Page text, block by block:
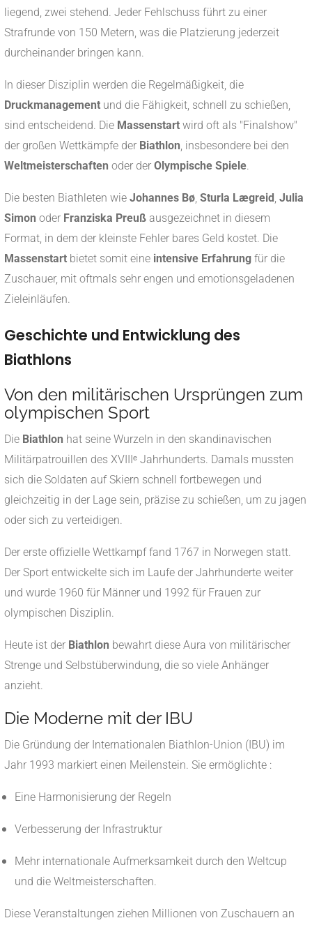
liegend, zwei stehend. Jeder Fehlschuss führt zu einer
Strafrunde von 150 Metern, was die Platzierung jederzeit
durcheinander bringen kann.
In dieser Disziplin werden die Regelmäßigkeit, die
Druckmanagement und die Fähigkeit, schnell zu schießen,
sind entscheidend. Die Massenstart wird oft als "Finalshow"
der großen Wettkämpfe der Biathlon, insbesondere bei den
Weltmeisterschaften oder der Olympische Spiele.
Die besten Biathleten wie Johannes Bø, Sturla Lægreid, Julia
Simon oder Franziska Preuß ausgezeichnet in diesem
Format, in dem der kleinste Fehler bares Geld kostet. Die
Massenstart bietet somit eine intensive Erfahrung für die
Zuschauer, mit oftmals sehr engen und emotionsgeladenen
Zieleinläufen.
Geschichte und Entwicklung des
Biathlons
Von den militärischen Ursprüngen zum
olympischen Sport
Die Biathlon hat seine Wurzeln in den skandinavischen
Militärpatrouillen des XVIIIᵉ Jahrhunderts. Damals mussten
sich die Soldaten auf Skiern schnell fortbewegen und
gleichzeitig in der Lage sein, präzise zu schießen, um zu jagen
oder sich zu verteidigen.
Der erste offizielle Wettkampf fand 1767 in Norwegen statt.
Der Sport entwickelte sich im Laufe der Jahrhunderte weiter
und wurde 1960 für Männer und 1992 für Frauen zur
olympischen Disziplin.
Heute ist der Biathlon bewahrt diese Aura von militärischer
Strenge und Selbstüberwindung, die so viele Anhänger
anzieht.
Die Moderne mit der IBU
Die Gründung der Internationalen Biathlon-Union (IBU) im
Jahr 1993 markiert einen Meilenstein. Sie ermöglichte :
Eine Harmonisierung der Regeln
Verbesserung der Infrastruktur
Mehr internationale Aufmerksamkeit durch den Weltcup
und die Weltmeisterschaften.
Diese Veranstaltungen ziehen Millionen von Zuschauern an